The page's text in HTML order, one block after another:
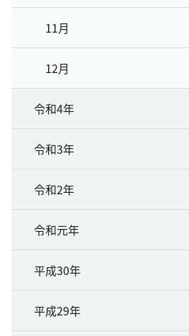
11月
12月
令和4年
令和3年
令和2年
令和元年
平成30年
平成29年